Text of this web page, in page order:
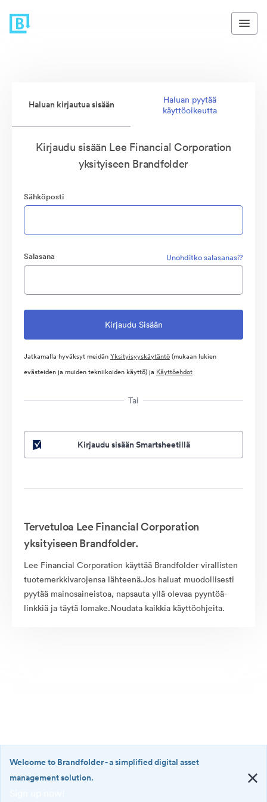
Haluan kirjautua sisään
Haluan pyytää
käyttöoikeutta
Kirjaudu sisään Lee Financial Corporation
yksityiseen Brandfolder
Sähköposti
Salasana Unohditko salasanasi?
Jatkamalla hyväksyt meidänYksityisyyskäytäntö(mukaan lukien
evästeiden ja muiden tekniikoiden käyttö) ja Käyttöehdot
Tai
Kirjaudu sisään Smartsheetillä
Tervetuloa Lee Financial Corporation
yksityiseen Brandfolder.
Lee Financial Corporation käyttää Brandfolder virallisten
tuotemerkkivarojensa lähteenä.Jos haluat muodollisesti
pyytää mainosaineistoa, napsauta yllä olevaa pyyntöä-
linkkiä ja täytä lomake.Noudata kaikkia käyttöohjeita.
Welcome to Brandfolder- a simplified digital asset
management solution.